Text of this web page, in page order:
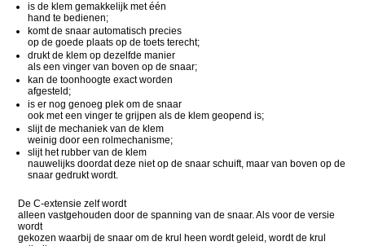
is de klem gemakkelijk met één
hand te bedienen;
komt de snaar automatisch precies
op de goede plaats op de toets terecht;
drukt de klem op dezelfde manier
als een vinger van boven op de snaar;
kan de toonhoogte exact worden
afgesteld;
is er nog genoeg plek om de snaar
ook met een vinger te grijpen als de klem geopend is;
slijt de mechaniek van de klem
weinig door een rolmechanisme;
slijt het rubber van de klem
nauwelijks doordat deze niet op de snaar schuift, maar van boven op de
snaar gedrukt wordt.
De C-extensie zelf wordt
alleen vastgehouden door de spanning van de snaar. Als voor de versie
wordt
gekozen waarbij de snaar om de krul heen wordt geleid, wordt de krul